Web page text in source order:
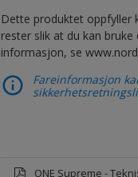
Dette produktet oppfyller
rester slik at du kan
informasjon, se
Fareinformasjon
ONE Supreme -